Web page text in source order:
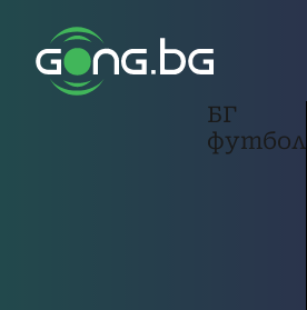
БГ
футбол